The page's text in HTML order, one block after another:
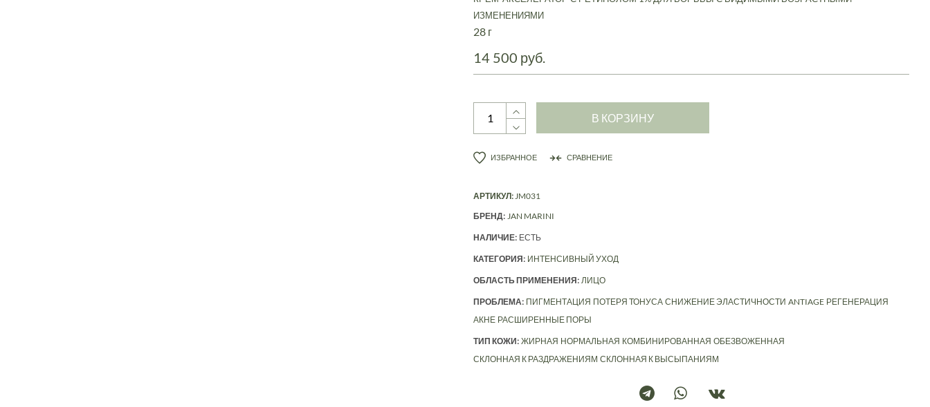
ИЗМЕНЕНИЯМИ
28 г
14 500 руб.
В КОРЗИНУ
ИЗБРАННОЕ СРАВНЕНИЕ
АРТИКУЛ: JM031
БРЕНД: JAN MARINI
НАЛИЧИЕ: ЕСТЬ
КАТЕГОРИЯ: ИНТЕНСИВНЫЙ УХОД
ОБЛАСТЬ ПРИМЕНЕНИЯ: ЛИЦО
ПРОБЛЕМА: ПИГМЕНТАЦИЯ ПОТЕРЯ ТОНУСА СНИЖЕНИЕ ЭЛАСТИЧНОСТИ ANTIAGE РЕГЕНЕРАЦИЯ
АКНЕ РАСШИРЕННЫЕ ПОРЫ
ТИП КОЖИ: ЖИРНАЯ НОРМАЛЬНАЯ КОМБИНИРОВАННАЯ ОБЕЗВОЖЕННАЯ
СКЛОННАЯ К РАЗДРАЖЕНИЯМ СКЛОННАЯ К ВЫСЫПАНИЯМ